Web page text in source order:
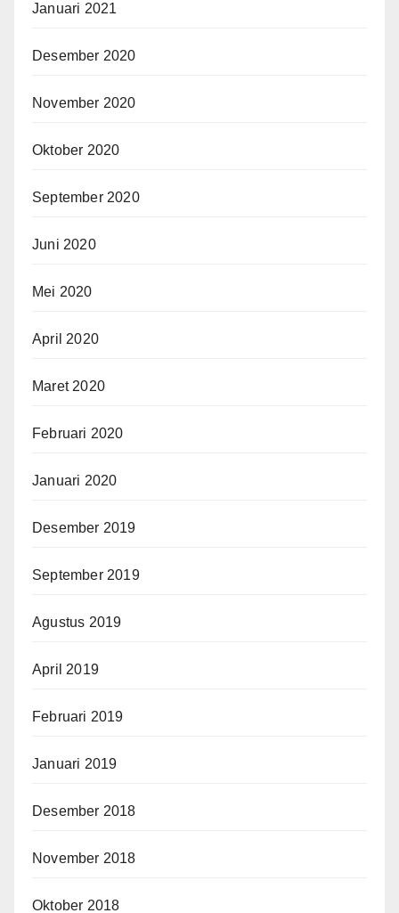
Januari 2021
Desember 2020
November 2020
Oktober 2020
September 2020
Juni 2020
Mei 2020
April 2020
Maret 2020
Februari 2020
Januari 2020
Desember 2019
September 2019
Agustus 2019
April 2019
Februari 2019
Januari 2019
Desember 2018
November 2018
Oktober 2018